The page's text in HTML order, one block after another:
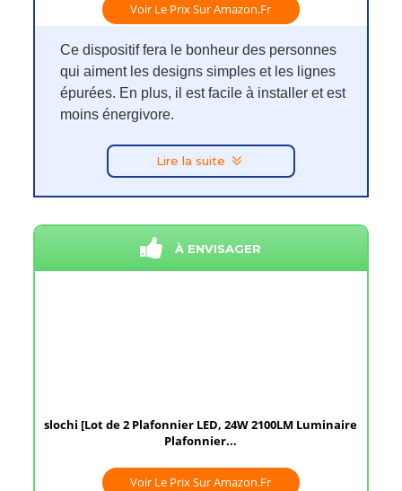
Voir Le Prix Sur Amazon.fr
Ce dispositif fera le bonheur des personnes
qui aiment les designs simples et les lignes
épurées. En plus, il est facile à installer et est
moins énergivore.
Lire la suite
À ENVISAGER
slochi [Lot de 2 Plafonnier LED, 24W 2100LM Luminaire
Plafonnier...
Voir Le Prix Sur Amazon.fr